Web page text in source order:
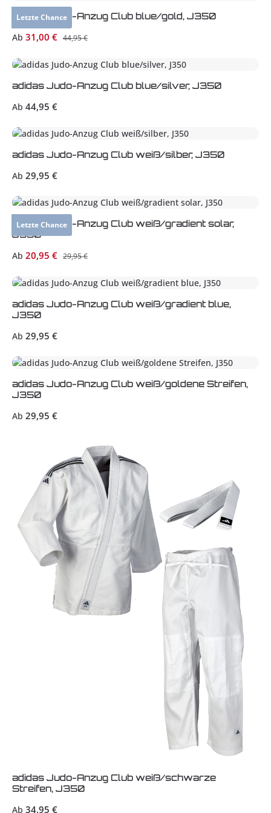
Letzte Chance
adidas Judo-Anzug Club blue/gold, J350
Verkaufspreis:
Ab 31,00 € Regulärer Preis:
44,95 €
adidas Judo-Anzug Club blue/silver, J350
Regulärer Preis:
Ab 44,95 €
adidas Judo-Anzug Club weiß/silber, J350
Regulärer Preis:
Ab 29,95 €
Letzte Chance
adidas Judo-Anzug Club weiß/gradient solar,
J350
Verkaufspreis:
Ab 20,95 € Regulärer Preis:
29,95 €
adidas Judo-Anzug Club weiß/gradient blue,
J350
Regulärer Preis:
Ab 29,95 €
adidas Judo-Anzug Club weiß/goldene Streifen,
J350
Regulärer Preis:
Ab 29,95 €
adidas Judo-Anzug Club weiß/schwarze
Streifen, J350
Regulärer Preis:
Ab 34,95 €